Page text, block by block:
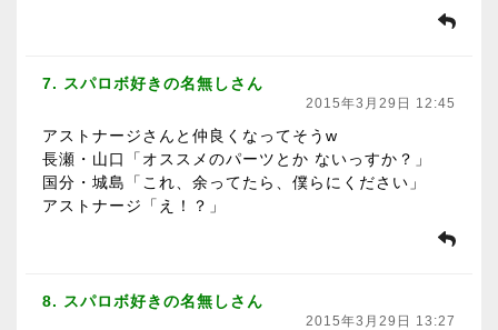
7. スパロボ好きの名無しさん
2015年3月29日 12:45
アストナージさんと仲良くなってそうw
長瀬・山口「オススメのパーツとか ないっすか？」
国分・城島「これ、余ってたら、僕らにください」
アストナージ「え！？」
8. スパロボ好きの名無しさん
2015年3月29日 13:27